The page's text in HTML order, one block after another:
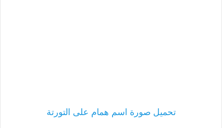
تحميل صورة اسم همام على التورتة